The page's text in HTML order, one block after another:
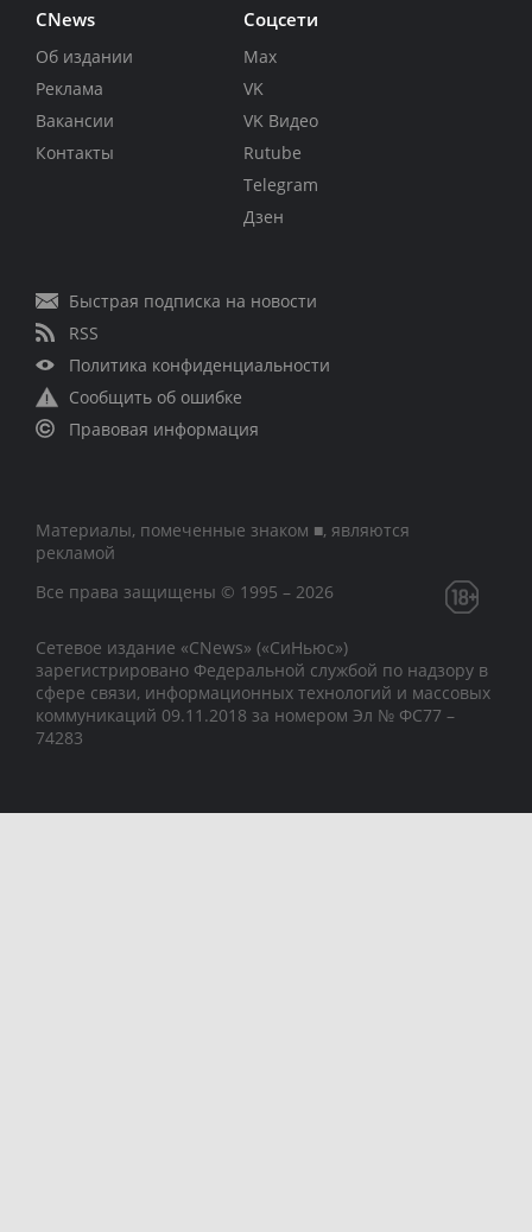
CNews
Об издании
Реклама
Вакансии
Контакты
Соцсети
Max
VK
VK Видео
Rutube
Telegram
Дзен
Быстрая подписка на новости
RSS
Политика конфиденциальности
Сообщить об ошибке
Правовая информация
Материалы, помеченные знаком ■, являются
рекламой
Все права защищены © 1995 – 2026
Сетевое издание «CNews» («СиНьюс»)
зарегистрировано Федеральной службой по надзору в
сфере связи, информационных технологий и массовых
коммуникаций 09.11.2018 за номером Эл № ФС77 –
74283